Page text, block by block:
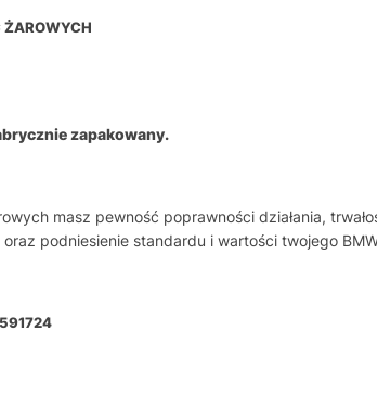
ŻAROWYCH
zapakowany.
masz pewność poprawności działania,
podniesienie standardu i wartości twojego